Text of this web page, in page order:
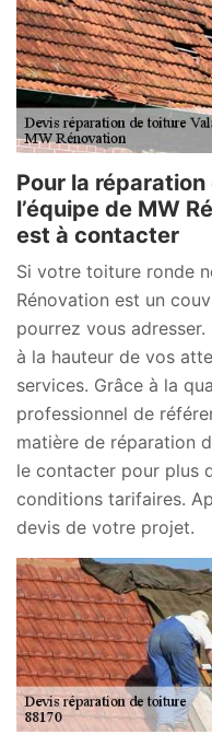
Pour la
l’équipe de MW
est à contacter
Si votre toiture ronde
Rénovation est un
pourrez vous adresser.
à la hauteur de vos
services. Grâce à la
professionnel de
matière de réparation
le contacter pour plus
conditions tarifaires.
devis de votre projet.